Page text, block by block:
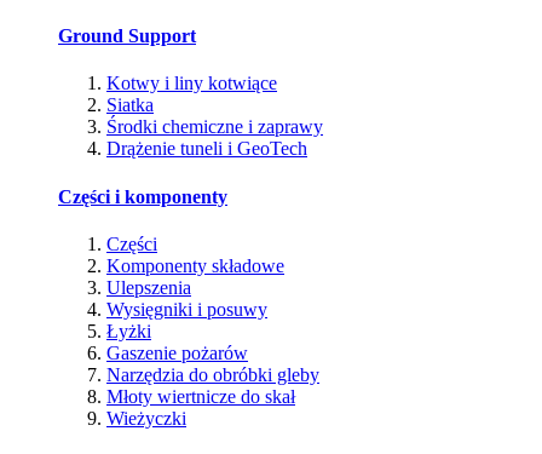
Ground Support
Kotwy i liny kotwiące
Siatka
Środki chemiczne i zaprawy
Drążenie tuneli i GeoTech
Części i komponenty
Części
Komponenty składowe
Ulepszenia
Wysięgniki i posuwy
Łyżki
Gaszenie pożarów
Narzędzia do obróbki gleby
Młoty wiertnicze do skał
Wieżyczki